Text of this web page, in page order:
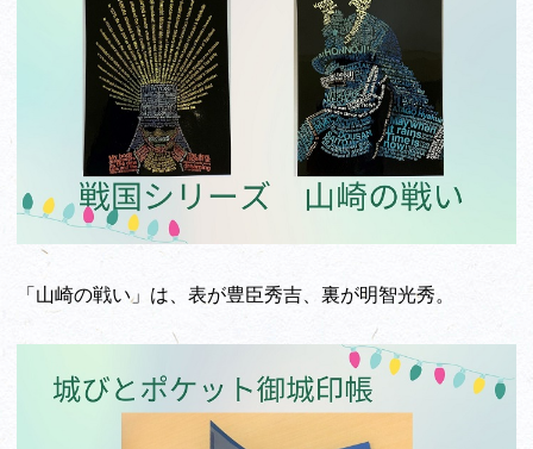
「山崎の戦い」は、表が豊臣秀吉、裏が明智光秀。